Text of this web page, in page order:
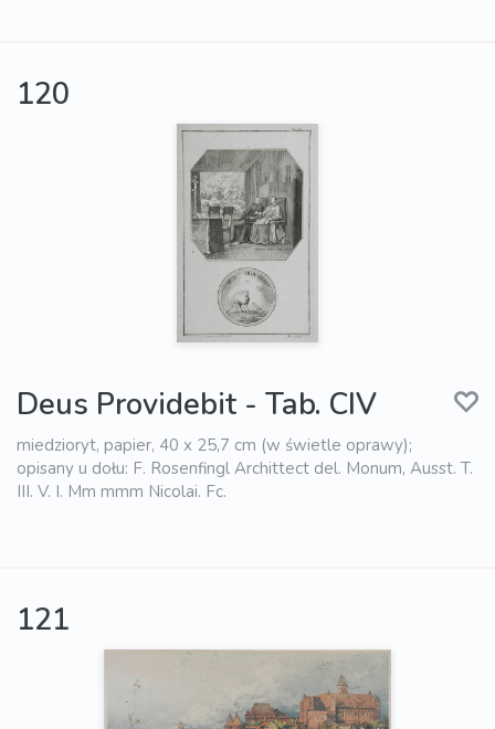
120
Deus Providebit - Tab. CIV
miedzioryt, papier, 40 x 25,7 cm (w świetle oprawy);
opisany u dołu: F. Rosenfingl Archittect del. Monum, Ausst. T.
III. V. I. Mm mmm Nicolai. Fc.
121